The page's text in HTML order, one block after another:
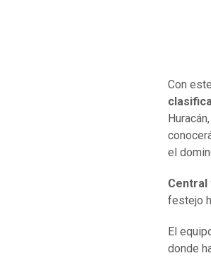
Con
el
Central
festejo
El
donde